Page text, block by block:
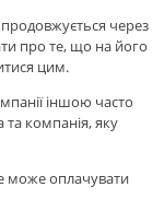
через
про те, що на його
цим.
іншою часто
компанія, яку
може оплачувати